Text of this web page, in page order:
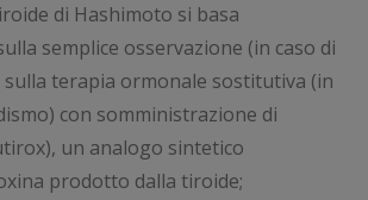
di Hashimoto si basa
semplice osservazione (in caso di
terapia ormonale sostitutiva (in
con somministrazione di
un analogo sintetico
prodotto dalla tiroide;